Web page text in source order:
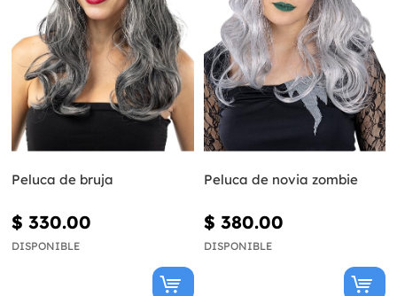
Peluca de bruja
$ 330.00
DISPONIBLE
Peluca de novia zombie
$ 380.00
DISPONIBLE